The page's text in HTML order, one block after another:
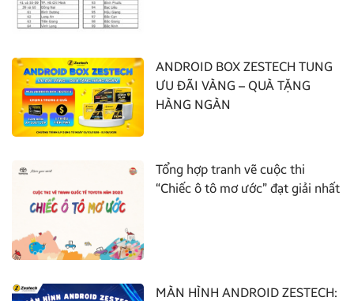
ANDROID BOX ZESTECH TUNG
ƯU ĐÃI VÀNG – QUÀ TẶNG
HÀNG NGÀN
Tổng hợp tranh vẽ cuộc thi
“Chiếc ô tô mơ ước” đạt giải nhất
MÀN HÌNH ANDROID ZESTECH: